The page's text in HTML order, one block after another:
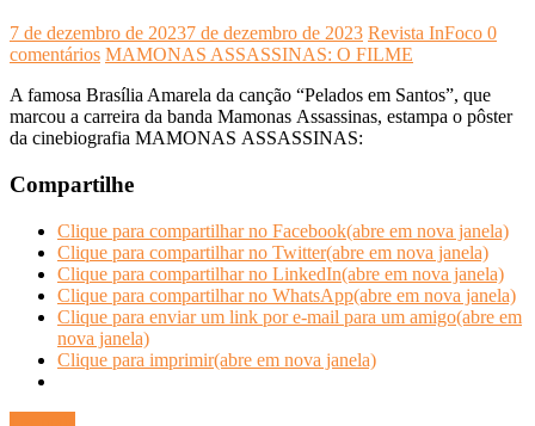
7 de dezembro de 20237 de dezembro de 2023 Revista InFoco 0
comentários MAMONAS ASSASSINAS: O FILME
A famosa Brasília Amarela da canção “Pelados em Santos”, que
marcou a carreira da banda Mamonas Assassinas, estampa o pôster
da cinebiografia MAMONAS ASSASSINAS:
Compartilhe
Clique para compartilhar no Facebook(abre em nova janela)
Clique para compartilhar no Twitter(abre em nova janela)
Clique para compartilhar no LinkedIn(abre em nova janela)
Clique para compartilhar no WhatsApp(abre em nova janela)
Clique para enviar um link por e-mail para um amigo(abre em
nova janela)
Clique para imprimir(abre em nova janela)